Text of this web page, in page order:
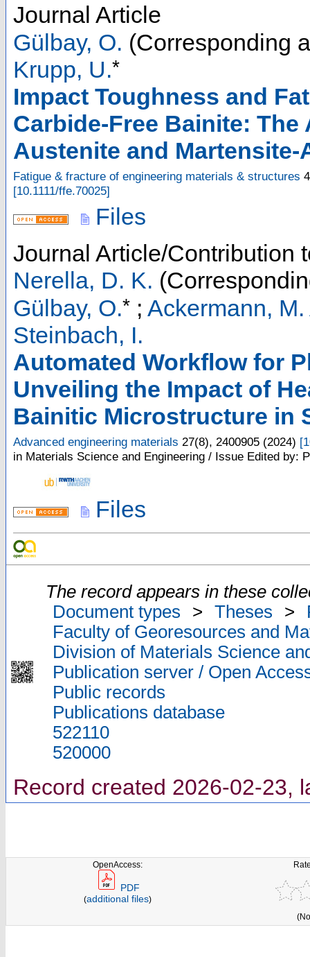
Journal Article
Gülbay, O. (Corresponding
Krupp, U.*
Impact Toughness and
Carbide-Free Bainite:
Austenite and
Fatigue & fracture of engineering materials & structures
[10.1111/ffe.70025]
Files
Journal Article/Contribution
Nerella, D. K.
Gülbay, O.* ; Ackermann, M.
Steinbach, I.
Automated Workflow for
Unveiling the Impact of
Bainitic Microstructure in
Advanced engineering materials 27(8), 2400905 (2024) [
in Materials Science and Engineering / Issue Edited by:
Files
The record appears in these
Document types
> Theses >
Faculty of Georesources and
Division of Materials Science
Publication server / Open
Public records
Publications database
522110
520000
Record created 2026-02-23,
OpenAccess:
PDF
(additional files)